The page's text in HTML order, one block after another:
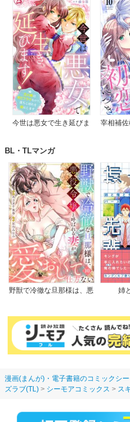
今世は悪女で生き延びま
します～
宰相補
BL・TLマンガ
野獣で冷徹な旦那様は、悪
姉
漫画(まんが)・電子書籍のコミックシ
ズラブ(TL)
シーモアコミックス ス